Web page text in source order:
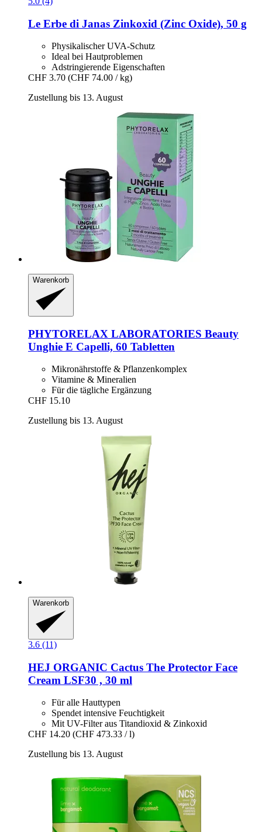
Le Erbe di Janas Zinkoxid (Zinc Oxide), 50 g
Physikalischer UVA-Schutz
Ideal bei Hautproblemen
Adstringierende Eigenschaften
CHF 3.70 (CHF 74.00 / kg)
Zustellung bis 13. August
Warenkorb
PHYTORELAX LABORATORIES Beauty
Unghie E Capelli, 60 Tabletten
Mikronährstoffe & Pflanzenkomplex
Vitamine & Mineralien
Für die tägliche Ergänzung
CHF 15.10
Zustellung bis 13. August
Warenkorb
3.6 (11)
HEJ ORGANIC Cactus The Protector Face
Cream LSF30 , 30 ml
Für alle Hauttypen
Spendet intensive Feuchtigkeit
Mit UV-Filter aus Titandioxid & Zinkoxid
CHF 14.20 (CHF 473.33 / l)
Zustellung bis 13. August